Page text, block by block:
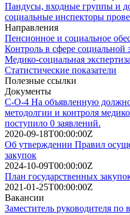
Пандусы, входные группы и
социальные инспекторы
Направления
Пенсионное и социальное
Контроль в сфере социальной
Медико-социальная экспертиза
Статистические показатели
Полезные ссылки
Документы
С-О-4 На объявленную
методолгии и контроля
поступило 0 заявлений.
2020-09-18T00:00:00Z
Об утверждении Правил
закупок
2024-10-09T00:00:00Z
План государственных
2021-01-25T00:00:00Z
Вакансии
Заместитель руководителя